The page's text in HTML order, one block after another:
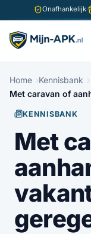
Onafhankelijk·
Home
Kennisbank
Met caravan of
KENNISBANK
Met